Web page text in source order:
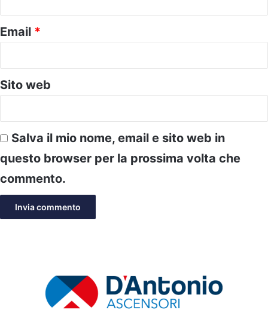
Email *
Sito web
Salva il mio nome, email e sito web in
questo browser per la prossima volta che
commento.